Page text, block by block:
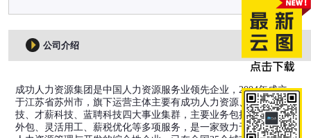
公司介绍
成功人力资源集团是中国人力资源服务业领先企业，2004年成立
于江苏省苏州市，旗下运营主体主要有成功人力资源、人加科
技、才薪科技、蓝聘科技四大事业集群，主要业务包括人力资源
外包、灵活用工、薪税优化等多项服务，是一家致力于全产业链